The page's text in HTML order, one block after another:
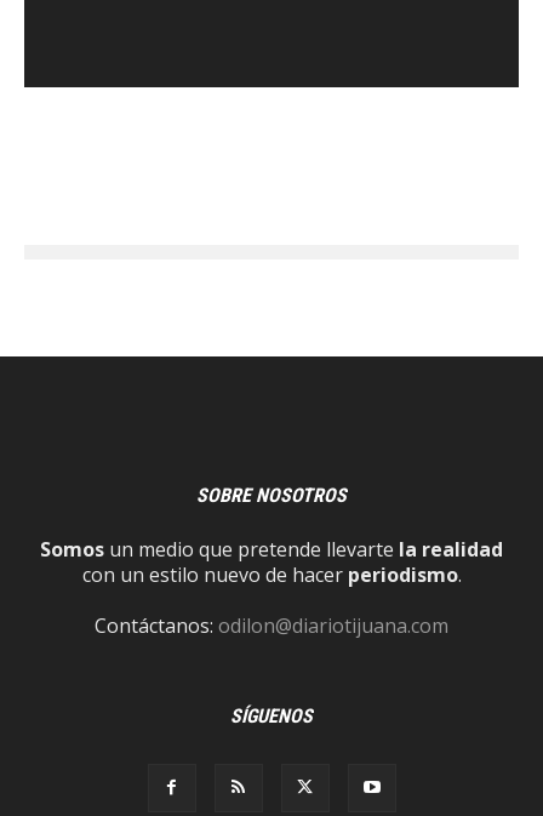
SOBRE NOSOTROS
Somos un medio que pretende llevarte la realidad
con un estilo nuevo de hacer periodismo.
Contáctanos: odilon@diariotijuana.com
SÍGUENOS